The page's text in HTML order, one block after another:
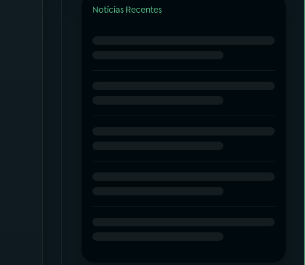
Notícias Recentes